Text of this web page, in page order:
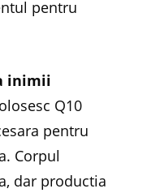
pentru
inimii
Q10
pentru
Corpul
dar productia